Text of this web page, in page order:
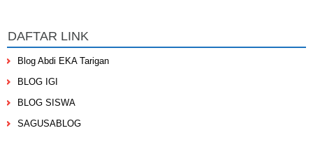
DAFTAR LINK
Blog Abdi EKA Tarigan
BLOG IGI
BLOG SISWA
SAGUSABLOG